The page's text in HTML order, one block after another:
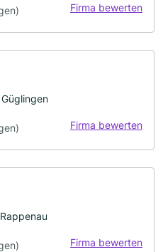
Firma bewerten
Firma bewerten
Firma bewerten